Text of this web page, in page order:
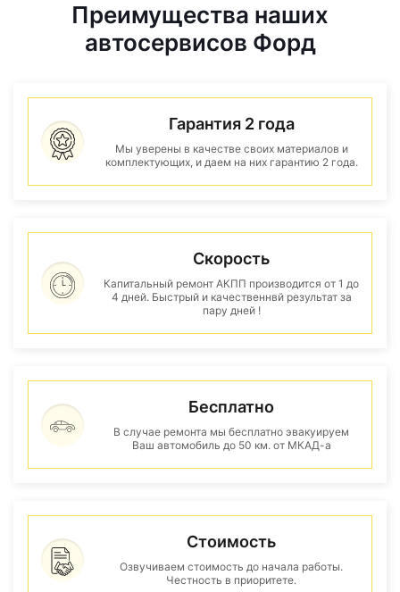
Преимущества наших
автосервисов Форд
Гарантия 2 года
Мы уверены в качестве своих материалов и
комплектующих, и даем на них гарантию 2 года.
Скорость
Капитальный ремонт АКПП производится от 1 до
4 дней. Быстрый и качественнвй результат за
пару дней !
Бесплатно
В случае ремонта мы бесплатно эвакуируем
Ваш автомобиль до 50 км. от МКАД-а
Стоимость
Озвучиваем стоимость до начала работы.
Честность в приоритете.